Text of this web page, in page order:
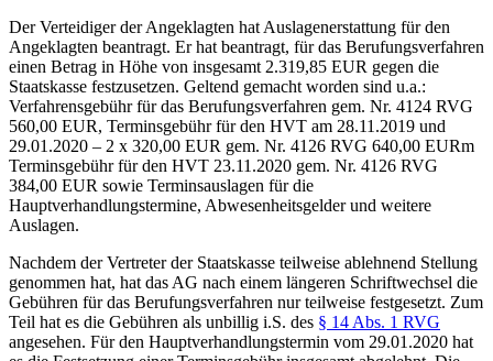
Der Verteidiger der Angeklagten hat Auslagenerstattung für den
Angeklagten beantragt. Er hat beantragt, für das Berufungsverfahren
einen Betrag in Höhe von insgesamt 2.319,85 EUR gegen die
Staatskasse festzusetzen. Geltend gemacht worden sind u.a.:
Verfahrensgebühr für das Berufungsverfahren gem. Nr. 4124 RVG
560,00 EUR, Terminsgebühr für den HVT am 28.11.2019 und
29.01.2020 – 2 x 320,00 EUR gem. Nr. 4126 RVG 640,00 EURm
Terminsgebühr für den HVT 23.11.2020 gem. Nr. 4126 RVG
384,00 EUR sowie Terminsauslagen für die
Hauptverhandlungstermine, Abwesenheitsgelder und weitere
Auslagen.
Nachdem der Vertreter der Staatskasse teilweise ablehnend Stellung
genommen hat, hat das AG nach einem längeren Schriftwechsel die
Gebühren für das Berufungsverfahren nur teilweise festgesetzt. Zum
Teil hat es die Gebühren als unbillig i.S. des § 14 Abs. 1 RVG
angesehen. Für den Hauptverhandlungstermin vom 29.01.2020 hat